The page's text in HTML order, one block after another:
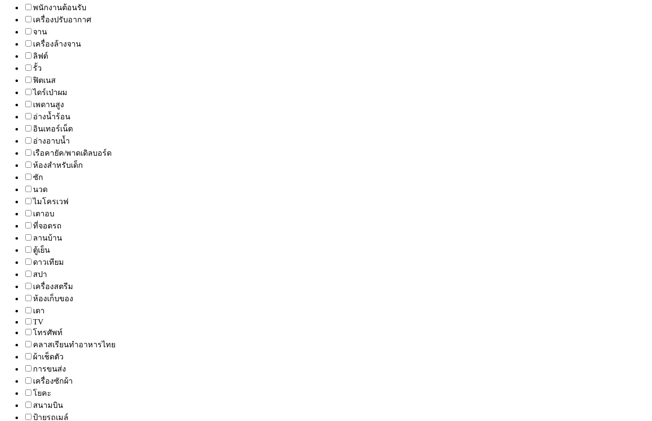
พนักงานต้อนรับ
เครื่องปรับอากาศ
จาน
เครื่องล้างจาน
ลิฟต์
รั้ว
ฟิตเนส
ไดร์เป่าผม
เพดานสูง
อ่างน้ำร้อน
อินเทอร์เน็ต
อ่างอาบน้ำ
เรือคายัค/พาดเดิลบอร์ด
ห้องสำหรับเด็ก
ซัก
นวด
ไมโครเวฟ
เตาอบ
ที่จอดรถ
ลานบ้าน
ตู้เย็น
ดาวเทียม
สปา
เครื่องสตรีม
ห้องเก็บของ
เตา
TV
โทรศัพท์
คลาสเรียนทำอาหารไทย
ผ้าเช็ดตัว
การขนส่ง
เครื่องซักผ้า
โยคะ
สนามบิน
ป้ายรถเมล์